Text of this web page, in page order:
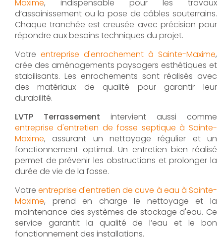
Maxime, indispensable pour les travaux
d’assainissement ou la pose de câbles souterrains.
Chaque tranchée est creusée avec précision pour
répondre aux besoins techniques du projet.
Votre entreprise d'enrochement à Sainte-Maxime,
crée des aménagements paysagers esthétiques et
stabilisants. Les enrochements sont réalisés avec
des matériaux de qualité pour garantir leur
durabilité.
LVTP Terrassement intervient aussi comme
entreprise d'entretien de fosse septique à Sainte-
Maxime, assurant un nettoyage régulier et un
fonctionnement optimal. Un entretien bien réalisé
permet de prévenir les obstructions et prolonger la
durée de vie de la fosse.
Votreentreprise d'entretien de cuve à eau à Sainte-
Maxime, prend en charge le nettoyage et la
maintenance des systèmes de stockage d'eau. Ce
service garantit la qualité de l’eau et le bon
fonctionnement des installations.